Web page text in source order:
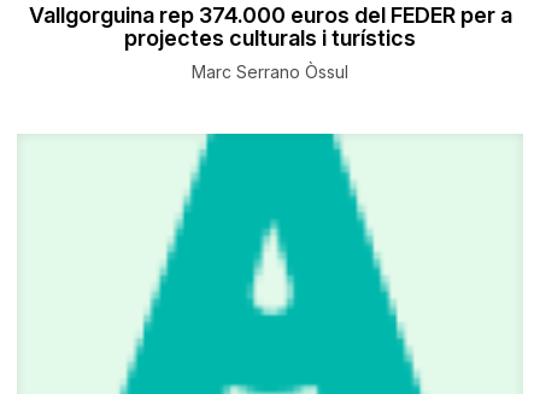
Vallgorguina rep 374.000 euros del FEDER per a
projectes culturals i turístics
Marc Serrano Òssul